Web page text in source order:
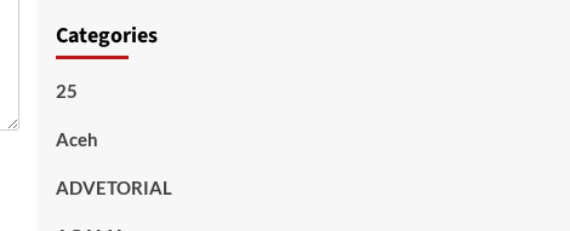
Categories
25
Aceh
ADVETORIAL